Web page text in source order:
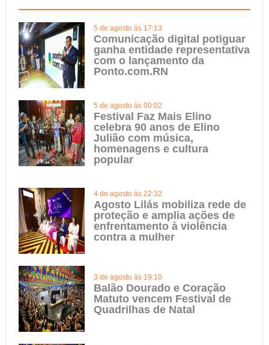
5 de agosto às 17:13
Comunicação digital potiguar
ganha entidade representativa
com o lançamento da
Ponto.com.RN
5 de agosto às 00:02
Festival Faz Mais Elino
celebra 90 anos de Elino
Julião com música,
homenagens e cultura
popular
4 de agosto às 22:32
Agosto Lilás mobiliza rede de
proteção e amplia ações de
enfrentamento à violência
contra a mulher
3 de agosto às 19:10
Balão Dourado e Coração
Matuto vencem Festival de
Quadrilhas de Natal